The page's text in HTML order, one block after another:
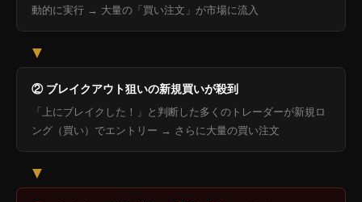
動的に実行 → 大量の「買い注文」が市場に流入
▼
② ブレイクアウト狙いの新規買いが殺到
「上にブレイクした！」と判断した多くのトレーダーが新規ロ
ング（買い）でエントリー → さらに大量の買い注文
▼